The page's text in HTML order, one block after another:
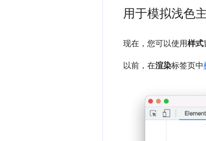
用于模拟浅色
现在，您可以使用样式
以前，在渲染标签页中